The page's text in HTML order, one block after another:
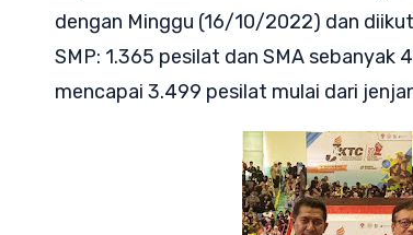
dengan Minggu (16/10/2022) dan
SMP: 1.365 pesilat dan SMA
mencapai 3.499 pesilat mulai dari